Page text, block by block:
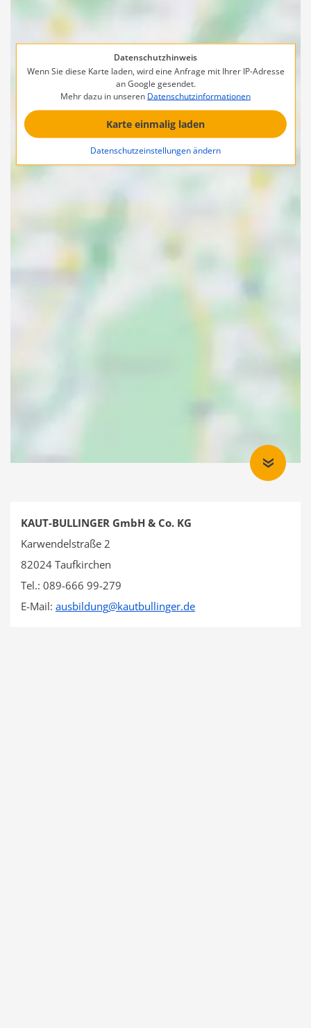
Datenschutzhinweis
Wenn Sie diese Karte laden, wird eine Anfrage mit Ihrer IP-Adresse
an Google gesendet.
Mehr dazu in unseren Datenschutzinformationen
Karte einmalig laden
Datenschutzeinstellungen ändern
KAUT-BULLINGER GmbH & Co. KG
Karwendelstraße 2
82024 Taufkirchen
Tel.: 089-666 99-279
E-Mail: ausbildung@kautbullinger.de